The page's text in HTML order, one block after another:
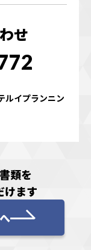
せ
ルイプランニン
類を
けます